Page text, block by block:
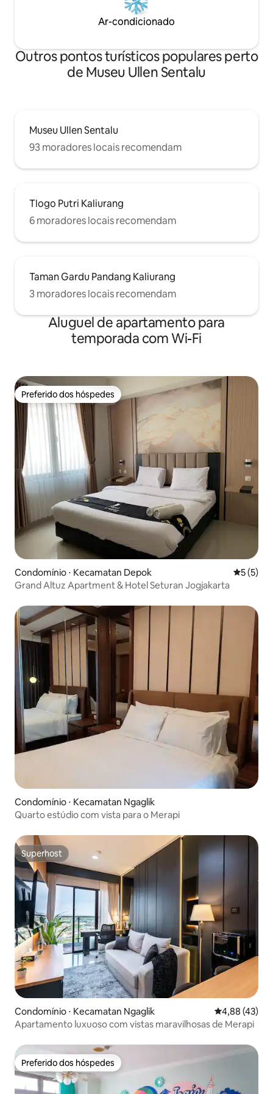
Ar-condicionado
Outros pontos turísticos populares perto
de Museu Ullen Sentalu
Museu Ullen Sentalu
93 moradores locais recomendam
Tlogo Putri Kaliurang
6 moradores locais recomendam
Taman Gardu Pandang Kaliurang
3 moradores locais recomendam
Aluguel de apartamento para
temporada com Wi-Fi
Preferido dos hóspedes
Preferido dos hóspedes
Condomínio ⋅ Kecamatan Depok 5 de
5 (5)
Grand Altuz Apartment & Hotel Seturan Jogjakarta
Condomínio ⋅ Kecamatan Ngaglik
Quarto estúdio com vista para o Merapi
Superhost
Superhost
Condomínio ⋅ Kecamatan Ngaglik 4,88 de uma
4,88 (43)
Apartamento luxuoso com vistas maravilhosas de Merapi
Preferido dos hóspedes
Preferido dos hóspedes